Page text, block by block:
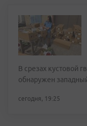
В срезах кустовой
обнаружен
сегодня, 19:25